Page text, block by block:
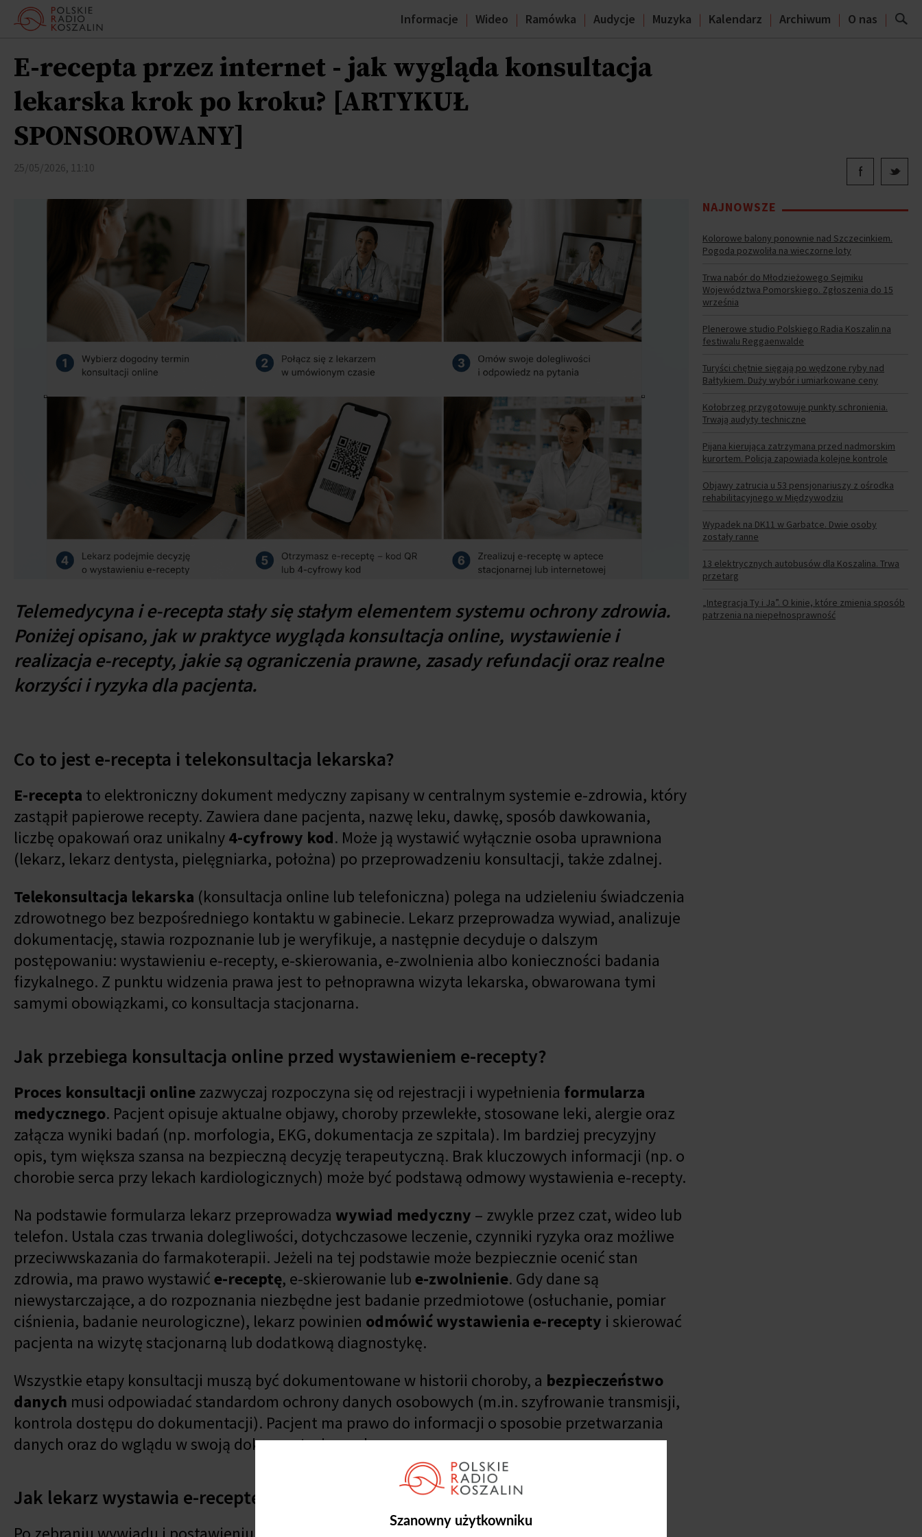
Szanowny użytkowniku
Informacje Wideo Ramówka Audycje Muzyka Kalendarz Archiwum O nas
E-recepta przez internet - jak wygląda konsultacja
lekarska krok po kroku? [ARTYKUŁ
SPONSOROWANY]
25/05/2026, 11:10
Telemedycyna i e-recepta stały się stałym elementem systemu ochrony zdrowia.
Poniżej opisano, jak w praktyce wygląda konsultacja online, wystawienie i
realizacja e-recepty, jakie są ograniczenia prawne, zasady refundacji oraz realne
korzyści i ryzyka dla pacjenta.
Co to jest e-recepta i telekonsultacja lekarska?
E-recepta to elektroniczny dokument medyczny zapisany w centralnym systemie e-zdrowia, który
zastąpił papierowe recepty. Zawiera dane pacjenta, nazwę leku, dawkę, sposób dawkowania,
liczbę opakowań oraz unikalny4-cyfrowy kod. Może ją wystawić wyłącznie osoba uprawniona
(lekarz, lekarz dentysta, pielęgniarka, położna) po przeprowadzeniu konsultacji, także zdalnej.
Telekonsultacja lekarska (konsultacja online lub telefoniczna) polega na udzieleniu świadczenia
zdrowotnego bez bezpośredniego kontaktu w gabinecie. Lekarz przeprowadza wywiad, analizuje
dokumentację, stawia rozpoznanie lub je weryfikuje, a następnie decyduje o dalszym
postępowaniu: wystawieniu e-recepty, e-skierowania, e-zwolnienia albo konieczności badania
fizykalnego. Z punktu widzenia prawa jest to pełnoprawna wizyta lekarska, obwarowana tymi
samymi obowiązkami, co konsultacja stacjonarna.
Jak przebiega konsultacja online przed wystawieniem e-recepty?
Proces konsultacji onlinezazwyczaj rozpoczyna się od rejestracji i wypełnienia formularza
medycznego. Pacjent opisuje aktualne objawy, choroby przewlekłe, stosowane leki, alergie oraz
załącza wyniki badań (np. morfologia, EKG, dokumentacja ze szpitala). Im bardziej precyzyjny
opis, tym większa szansa na bezpieczną decyzję terapeutyczną. Brak kluczowych informacji (np. o
chorobie serca przy lekach kardiologicznych) może być podstawą odmowy wystawienia e-recepty.
Na podstawie formularza lekarz przeprowadza wywiad medyczny – zwykle przez czat, wideo lub
telefon. Ustala czas trwania dolegliwości, dotychczasowe leczenie, czynniki ryzyka oraz możliwe
przeciwwskazania do farmakoterapii. Jeżeli na tej podstawie może bezpiecznie ocenić stan
zdrowia, ma prawo wystawiće-receptę, e-skierowanie lube-zwolnienie. Gdy dane są
niewystarczające, a do rozpoznania niezbędne jest badanie przedmiotowe (osłuchanie, pomiar
ciśnienia, badanie neurologiczne), lekarz powinien odmówić wystawienia e-recepty i skierować
pacjenta na wizytę stacjonarną lub dodatkową diagnostykę.
Wszystkie etapy konsultacji muszą być dokumentowane w historii choroby, a bezpieczeństwo
danych musi odpowiadać standardom ochrony danych osobowych (m.in. szyfrowanie transmisji,
kontrola dostępu do dokumentacji). Pacjent ma prawo do informacji o sposobie przetwarzania
danych oraz do wglądu w swoją dokumentację medyczną.
Jak lekarz wystawia e-receptę?
NAJNOWSZE
Kolorowe balony ponownie nad Szczecinkiem.
Pogoda pozwoliła na wieczorne loty
Trwa nabór do Młodzieżowego Sejmiku
Województwa Pomorskiego. Zgłoszenia do 15
września
Plenerowe studio Polskiego Radia Koszalin na
festiwalu Reggaenwalde
Turyści chętnie sięgają po wędzone ryby nad
Bałtykiem. Duży wybór i umiarkowane ceny
Kołobrzeg przygotowuje punkty schronienia.
Trwają audyty techniczne
Pijana kierująca zatrzymana przed nadmorskim
kurortem. Policja zapowiada kolejne kontrole
Objawy zatrucia u 53 pensjonariuszy z ośrodka
rehabilitacyjnego w Międzywodziu
Wypadek na DK11 w Garbatce. Dwie osoby
zostały ranne
13 elektrycznych autobusów dla Koszalina. Trwa
przetarg
„Integracja Ty i Ja”. O kinie, które zmienia sposób
patrzenia na niepełnosprawność